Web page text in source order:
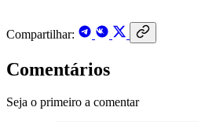
Compartilhar:
Comentários
Seja o primeiro a comentar